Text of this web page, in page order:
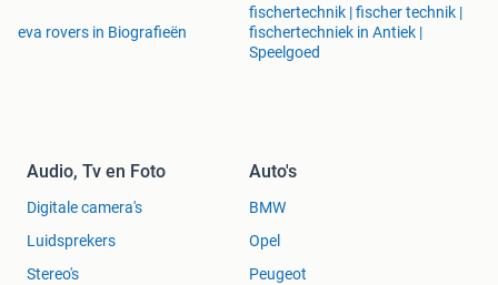
eva rovers in Biografieën
fischertechnik | fischer technik |
fischertechniek in Antiek |
Speelgoed
Audio, Tv en Foto
Digitale camera's
Luidsprekers
Stereo's
Auto's
BMW
Opel
Peugeot